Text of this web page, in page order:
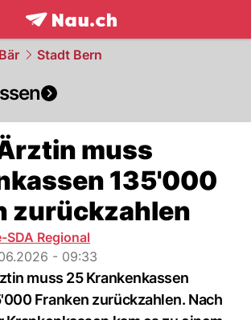
frontpage.NAU.ch
Stadt Bern
muss
135'000
zurückzahlen
SDA Regional
- 09:33
muss 25 Krankenkassen
Franken zurückzahlen. Nach